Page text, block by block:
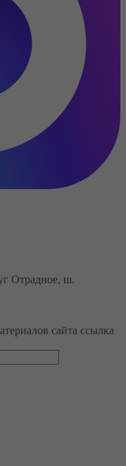
Отрадное, ш.
сайта ссылка